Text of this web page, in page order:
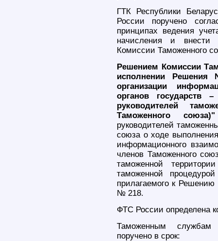
ГТК Республики
России поручено
принципах ведения
начисления и внести
Комиссии Таможенного
Решением Комиссии
исполнении
организации
органов государств
руководителей
Таможенного союза)"
руководителей
союза о ходе
информационного
членов Таможенного
таможенной
таможенной
прилагаемого к
№ 218.
ФТС России определена
Таможенным службам
поручено в срок: